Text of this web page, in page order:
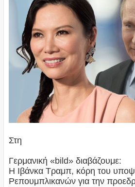
Στη
Γερμανική «bild» διαβάζουμε:
Η Ιβάνκα Τραμπ, κόρη του
Ρεπουμπλικανών για την